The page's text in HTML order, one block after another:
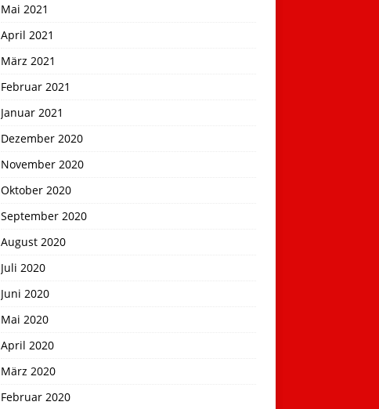
Mai 2021
April 2021
März 2021
Februar 2021
Januar 2021
Dezember 2020
November 2020
Oktober 2020
September 2020
August 2020
Juli 2020
Juni 2020
Mai 2020
April 2020
März 2020
Februar 2020